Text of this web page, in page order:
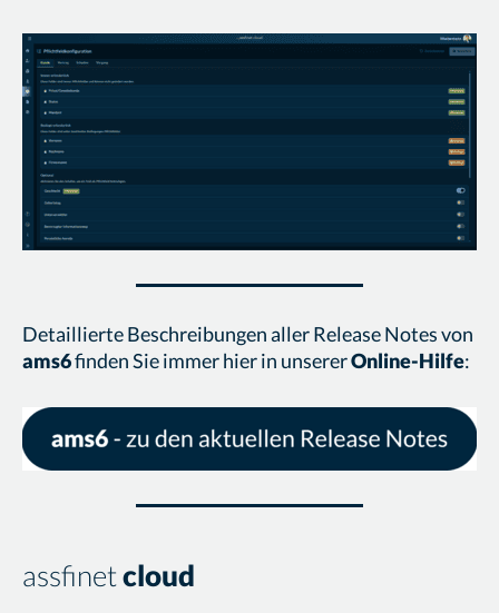
Detaillierte Beschreibungen aller Release Notes von
ams6finden Sie immer hier in unsererOnline-Hilfe:
assfinetcloud